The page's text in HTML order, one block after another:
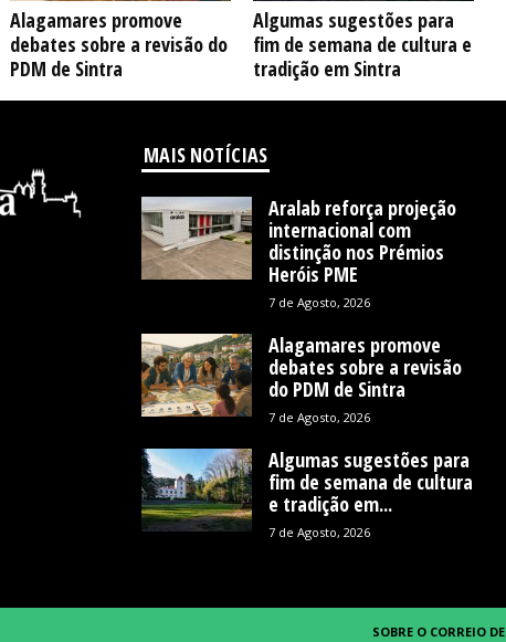
Alagamares promove
debates sobre a revisão do
PDM de Sintra
Algumas sugestões para
fim de semana de cultura e
tradição em Sintra
MAIS NOTÍCIAS
Aralab reforça projeção
internacional com
distinção nos Prémios
Heróis PME
7 de Agosto, 2026
Alagamares promove
debates sobre a revisão
do PDM de Sintra
7 de Agosto, 2026
Algumas sugestões para
fim de semana de cultura
e tradição em...
7 de Agosto, 2026
SOBRE O CORREIO